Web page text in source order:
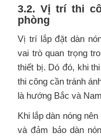
3.2. Vị trí thi
phòng
Vị trí lắp đặt dàn
vai trò quan trọng
thiết bị. Dó đó, khi
thi công cần tránh
là hướng Bắc và
Khi lắp dàn nóng
và đảm bảo dàn